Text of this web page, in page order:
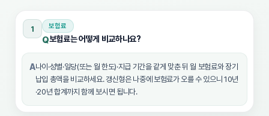
1 보험료
Q보험료는 어떻게 비교하나요?
A나이·성별·일당(또는 월 한도)·지급 기간을 같게 맞춘 뒤 월 보험료와 장기
납입 총액을 비교하세요. 갱신형은 나중에 보험료가 오를 수 있으니 10년
·20년 합계까지 함께 보시면 됩니다.